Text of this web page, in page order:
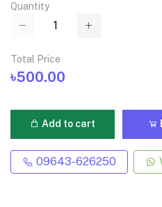
Quantity
Total Price
৳500.00
Add to cart
09643-626250